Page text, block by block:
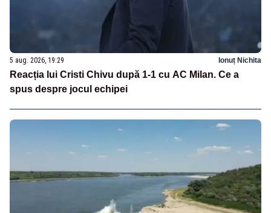
5 aug. 2026, 19:29 Ionuț Nichita
Reacția lui Cristi Chivu după 1-1 cu AC Milan. Ce a
spus despre jocul echipei